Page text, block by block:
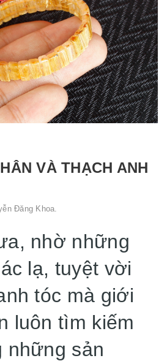
VÀ THẠCH ANH
Đăng Khoa.
nhờ những
lạ, tuyệt vời
tóc mà giới
luôn tìm kiếm
những sản